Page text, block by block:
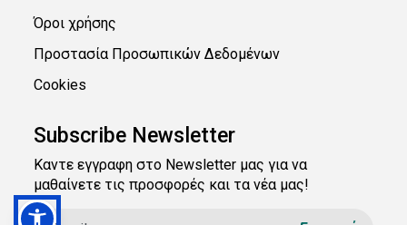
Επικοινωνία
Όροι χρήσης
Προστασία Προσωπικών Δεδομένων
Subscribe Newsletter
Καντε εγγραφη στο Newsletter μας για να
μαθαίνετε τις προσφορές και τα νέα μας!